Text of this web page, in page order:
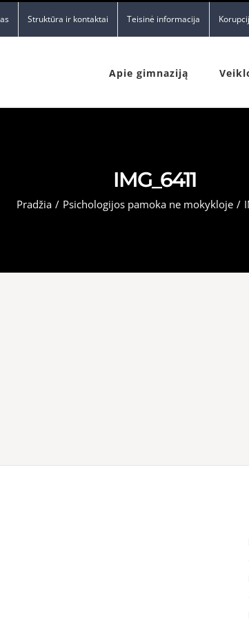
Struktūra ir kontaktai Teisinė informacija
Apie gimnaziją
IMG_6411
Pradžia / Psichologijos pamoka ne mokykloje /